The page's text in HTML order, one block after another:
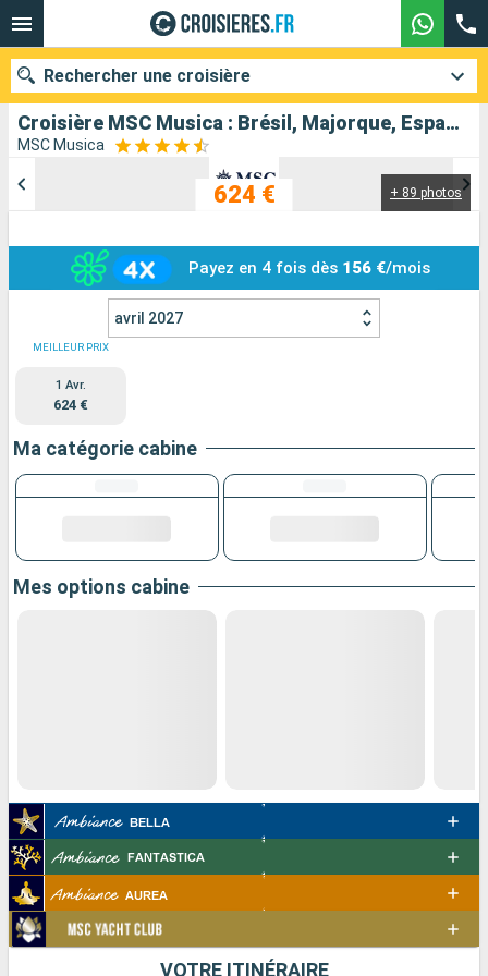
Croisière MSC Musica : Brésil, Majorque, Espagne, France au départ de Santos
MSC Musica
+ 89 photos
624 €
Payez en 4 fois dès 156 €/mois
avril 2027
MEILLEUR PRIX
1 Avr.
624 €
Ma catégorie cabine
Mes options cabine
VOTRE ITINÉRAIRE
Rechercher une croisière
Mois de départ
Ports Compagnies